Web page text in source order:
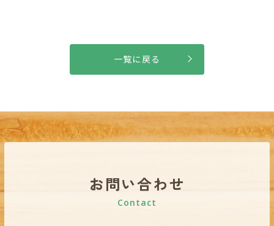
一覧に戻る
お問い合わせ
Contact